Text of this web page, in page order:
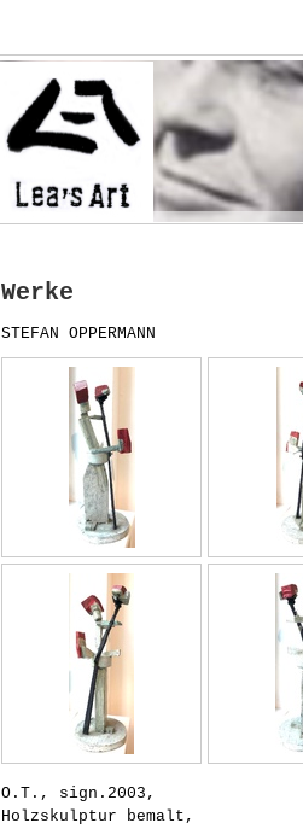
Werke
STEFAN OPPERMANN
O.T., sign.2003,
Holzskulptur bemalt,